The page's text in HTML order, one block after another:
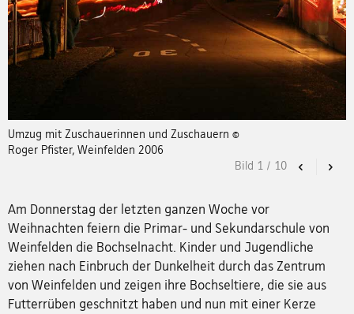
Umzug mit Zuschauerinnen und Zuschauern ©
Roger Pfister, Weinfelden 2006
Previous
Bild 1 / 10
Am Donnerstag der letzten ganzen Woche vor
Weihnachten feiern die Primar- und Sekundarschule von
Weinfelden die Bochselnacht. Kinder und Jugendliche
ziehen nach Einbruch der Dunkelheit durch das Zentrum
von Weinfelden und zeigen ihre Bochseltiere, die sie aus
Futterrüben geschnitzt haben und nun mit einer Kerze